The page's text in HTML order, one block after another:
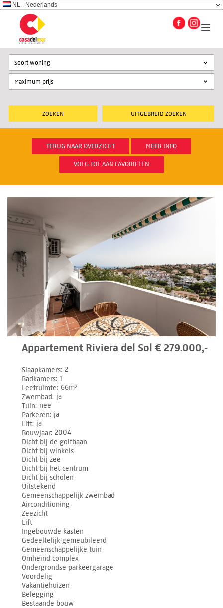
NL - Nederlands
UITGEBREID ZOEKEN
Soort woning
TERUG NAAR OVERZICHT MEER INFO
VOEG TOE AAN FAVORIETEN
Appartement Riviera del Sol € 279.000,-
Slaapkamers 2
Badkamers 1
Leefruimte 66m²
Zwembad ja
Tuin nee
Parkeren ja
Lift ja
Bouwjaar 2004
Dicht bij de golfbaan
Dicht bij winkels
Dicht bij zee
Dicht bij het centrum
Dicht bij scholen
Uitstekend
Gemeenschappelijk zwembad
Airconditioning
Zeezicht
Lift
Ingebouwde kasten
Gedeeltelijk gemeubileerd
Gemeenschappelijke tuin
Omheind complex
Ondergrondse parkeergarage
Voordelig
Vakantiehuizen
Belegging
Bestaande bouw